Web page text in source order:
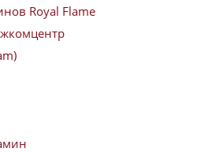
Royal Flame